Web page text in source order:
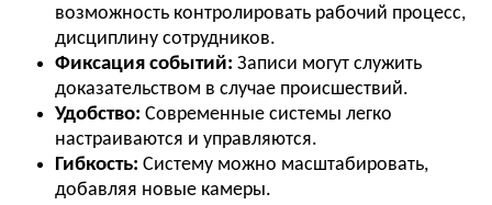
возможность контролировать рабочий процесс,
дисциплину сотрудников.
Фиксация событий: Записи могут служить
доказательством в случае происшествий.
Удобство: Современные системы легко
настраиваются и управляются.
Гибкость: Систему можно масштабировать,
добавляя новые камеры.